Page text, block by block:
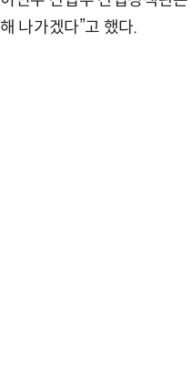
해 나가겠다”고 했다.